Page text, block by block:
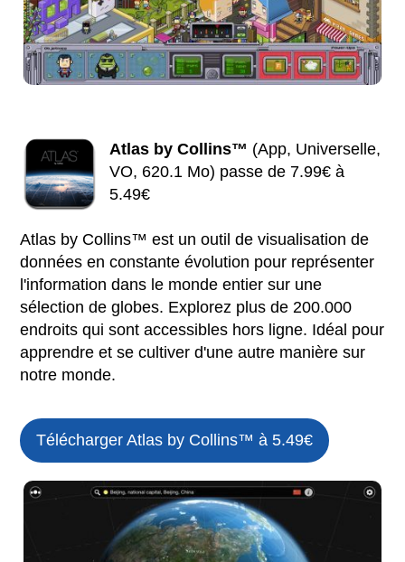
Atlas by Collins™ (App, Universelle,
VO, 620.1 Mo) passe de 7.99€ à
5.49€
Atlas by Collins™ est un outil de visualisation de
données en constante évolution pour représenter
l'information dans le monde entier sur une
sélection de globes. Explorez plus de 200.000
endroits qui sont accessibles hors ligne. Idéal pour
apprendre et se cultiver d'une autre manière sur
notre monde.
Télécharger Atlas by Collins™ à 5.49€